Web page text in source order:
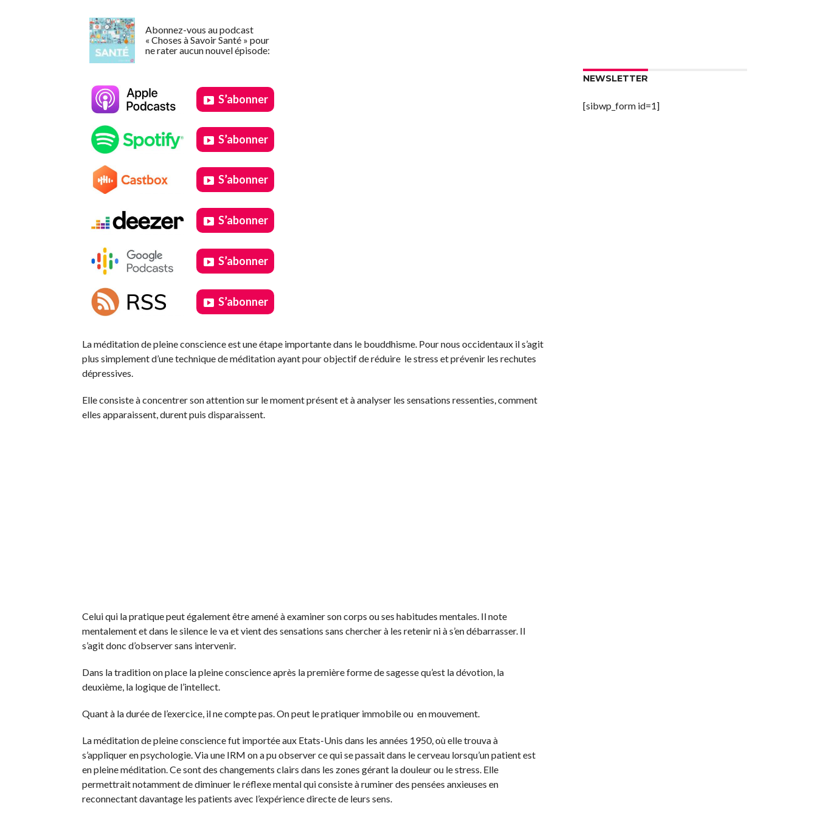
Abonnez-vous au podcast
« Choses à Savoir Santé » pour
ne rater aucun nouvel épisode:
S’abonner
S’abonner
S’abonner
S’abonner
S’abonner
S’abonner
La méditation de pleine conscience est une étape importante dans le bouddhisme. Pour nous occidentaux il s’agit
plus simplement d’une technique de méditation ayant pour objectif de réduire le stress et prévenir les rechutes
dépressives.
Elle consiste à concentrer son attention sur le moment présent et à analyser les sensations ressenties, comment
elles apparaissent, durent puis disparaissent.
Celui qui la pratique peut également être amené à examiner son corps ou ses habitudes mentales. Il note
mentalement et dans le silence le va et vient des sensations sans chercher à les retenir ni à s’en débarrasser. Il
s’agit donc d’observer sans intervenir.
Dans la tradition on place la pleine conscience après la première forme de sagesse qu’est la dévotion, la
deuxième, la logique de l’intellect.
Quant à la durée de l’exercice, il ne compte pas. On peut le pratiquer immobile ou en mouvement.
La méditation de pleine conscience fut importée aux Etats-Unis dans les années 1950, où elle trouva à
s’appliquer en psychologie. Via une IRM on a pu observer ce qui se passait dans le cerveau lorsqu’un patient est
en pleine méditation. Ce sont des changements clairs dans les zones gérant la douleur ou le stress. Elle
permettrait notamment de diminuer le réflexe mental qui consiste à ruminer des pensées anxieuses en
reconnectant davantage les patients avec l’expérience directe de leurs sens.
NEWSLETTER
[sibwp_form id=1]